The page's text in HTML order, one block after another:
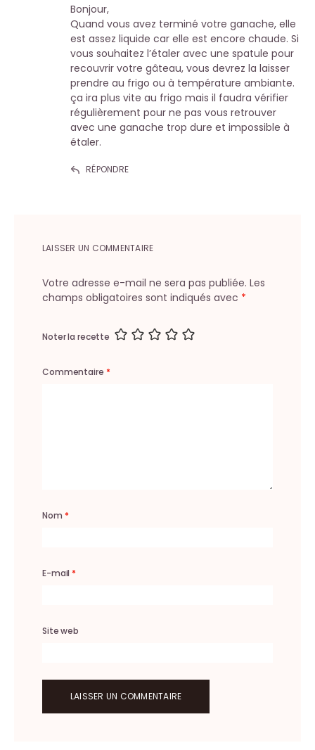
Bonjour,
Quand vous avez terminé votre ganache, elle
est assez liquide car elle est encore chaude. Si
vous souhaitez l’étaler avec une spatule pour
recouvrir votre gâteau, vous devrez la laisser
prendre au frigo ou à température ambiante.
ça ira plus vite au frigo mais il faudra vérifier
régulièrement pour ne pas vous retrouver
avec une ganache trop dure et impossible à
étaler.
RÉPONDRE
LAISSER UN COMMENTAIRE
Votre adresse e-mail ne sera pas publiée. Les
champs obligatoires sont indiqués avec *
Noter la recette
Commentaire *
Nom *
E-mail *
Site web